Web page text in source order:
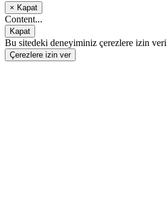
× Kapat
Content...
Kapat
Bu sitedeki deneyiminiz çerezlere izin
Çerezlere izin ver